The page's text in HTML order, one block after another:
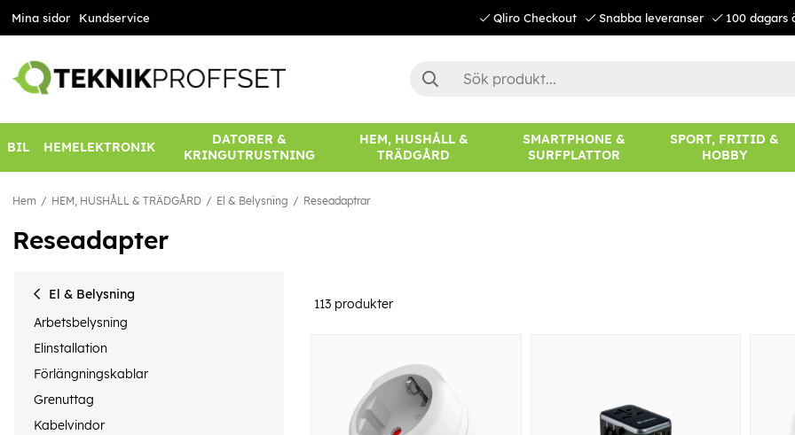
Mina sidor Kundservice Qliro Checkout Snabba leveranser 100 dagars
BIL HEMELEKTRONIK
DATORER &
KRINGUTRUSTNING
HEM, HUSHÅLL &
TRÄDGÅRD
SMARTPHONE &
SURFPLATTOR
SPORT, FRITID &
HOBBY
Hem HEM, HUSHÅLL & TRÄDGÅRD El & Belysning Reseadaptrar
Reseadapter
El & Belysning
Arbetsbelysning
Elinstallation
Förlängningskablar
Grenuttag
Kabelvindor
113 produkter